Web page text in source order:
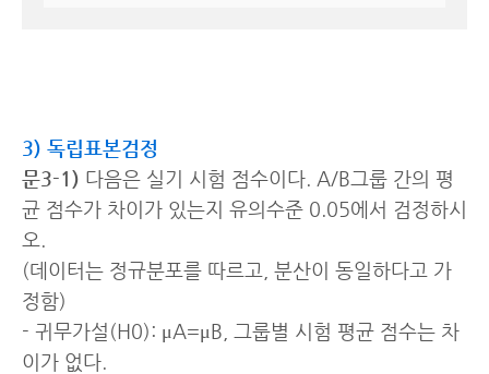
3) 독립표본검정
문3-1) 다음은 실기 시험 점수이다. A/B그룹 간의 평
균 점수가 차이가 있는지 유의수준 0.05에서 검정하시
오.
(데이터는 정규분포를 따르고, 분산이 동일하다고 가
정함)
- 귀무가설(H0): μA=μB, 그룹별 시험 평균 점수는 차
이가 없다.